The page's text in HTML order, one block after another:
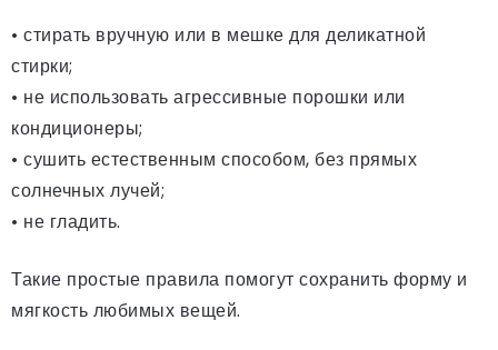
• стирать вручную или в мешке для деликатной
стирки;
• не использовать агрессивные порошки или
кондиционеры;
• сушить естественным способом, без прямых
солнечных лучей;
• не гладить.
Такие простые правила помогут сохранить форму и
мягкость любимых вещей.